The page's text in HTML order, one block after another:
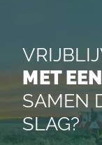
MET
SAMEN
SLAG?